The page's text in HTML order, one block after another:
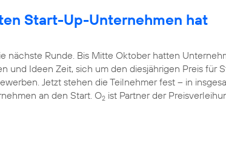
Start-Up-Unternehmen hat
nächste Runde. Bis Mitte Oktober hatten
und Ideen Zeit, sich um den diesjährigen Preis für
Jetzt stehen die Teilnehmer fest – in
an den Start. O2 ist Partner der